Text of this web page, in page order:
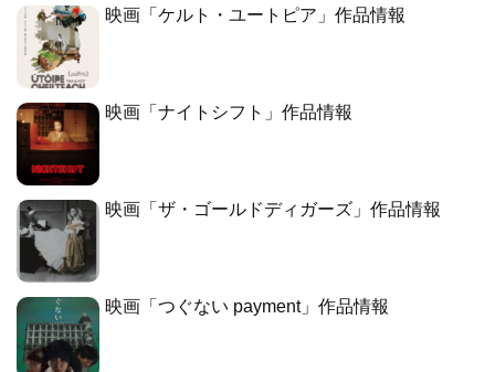
映画「ケルト・ユートピア」作品情報
映画「ナイトシフト」作品情報
映画「ザ・ゴールドディガーズ」作品情報
映画「つぐない payment」作品情報